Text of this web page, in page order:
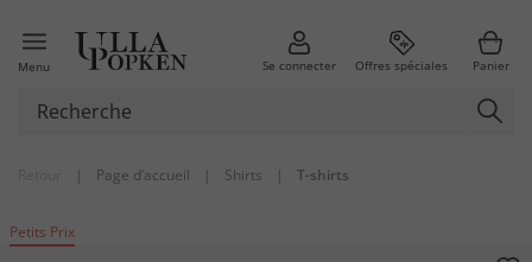
Menu Se connecter Offres spéciales Panier
| Page d’accueil | Shirts | T-shirts
Petits Prix